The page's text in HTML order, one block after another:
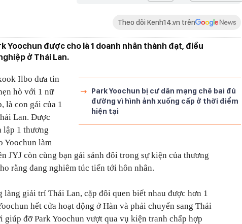
Theo dõi Kenh14.vn trên
Yoochun được cho là 1 doanh nhân thành đạt, điều
ở Thái Lan.
Park Yoochun bị cư dân mạng chê bai đủ
đường vì hình ảnh xuống cấp ở thời điểm
hiện tại
Ilbo đưa tin
hò với 1 nữ
là con gái của 1
Lan. Được
lập 1 thương
Yoochun làm
JYJ còn cùng bạn gái sánh đôi trong sự kiện của thương
rằng đang nghiêm túc tiến tới hôn nhân.
làng giải trí Thái Lan, cặp đôi quen biết nhau được hơn 1
hết cửa hoạt động ở Hàn và phải chuyển sang Thái
giúp đỡ Park Yoochun vượt qua vụ kiện tranh chấp hợp